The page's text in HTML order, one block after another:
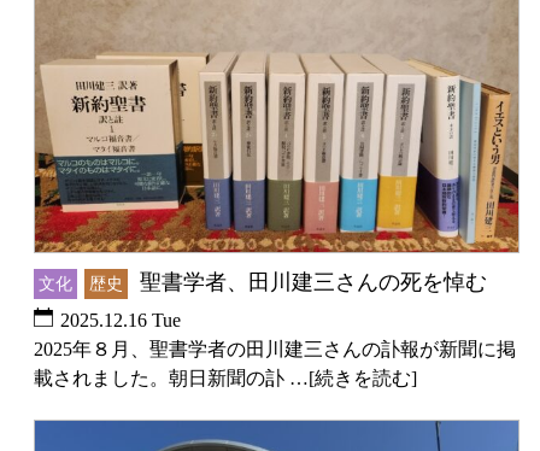
文化 歴史 聖書学者、田川建三さんの死を悼む
2025.12.16 Tue
2025年８月、聖書学者の田川建三さんの訃報が新聞に掲
載されました。朝日新聞の訃 …[続きを読む]